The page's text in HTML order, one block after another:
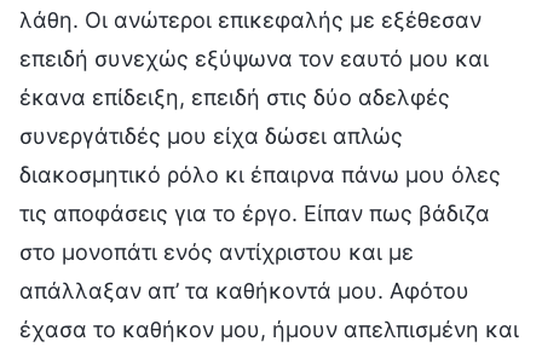
λάθη. Οι ανώτεροι επικεφαλής με εξέθεσαν
επειδή συνεχώς εξύψωνα τον εαυτό μου και
έκανα επίδειξη, επειδή στις δύο αδελφές
συνεργάτιδές μου είχα δώσει απλώς
διακοσμητικό ρόλο κι έπαιρνα πάνω μου όλες
τις αποφάσεις για το έργο. Είπαν πως βάδιζα
στο μονοπάτι ενός αντίχριστου και με
απάλλαξαν απ’ τα καθήκοντά μου. Αφότου
έχασα το καθήκον μου, ήμουν απελπισμένη και